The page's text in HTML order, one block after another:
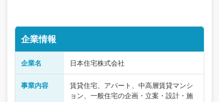
企業情報
企業名 日本住宅株式会社
事業内容
賃貸住宅、アパート、中高層賃貸マンシ
ョン、一般住宅の企画・立案・設計・施